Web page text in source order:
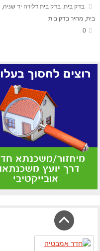
בדק בית, בדק בית דלירה יד שניה
בית מחיר בדק בית
0